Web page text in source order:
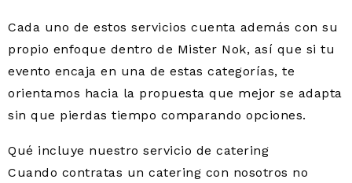
Cada uno de estos servicios cuenta además con su
propio enfoque dentro de Mister Nok, así que si tu
evento encaja en una de estas categorías, te
orientamos hacia la propuesta que mejor se adapta
sin que pierdas tiempo comparando opciones.
Qué incluye nuestro servicio de catering
Cuando contratas un catering con nosotros no